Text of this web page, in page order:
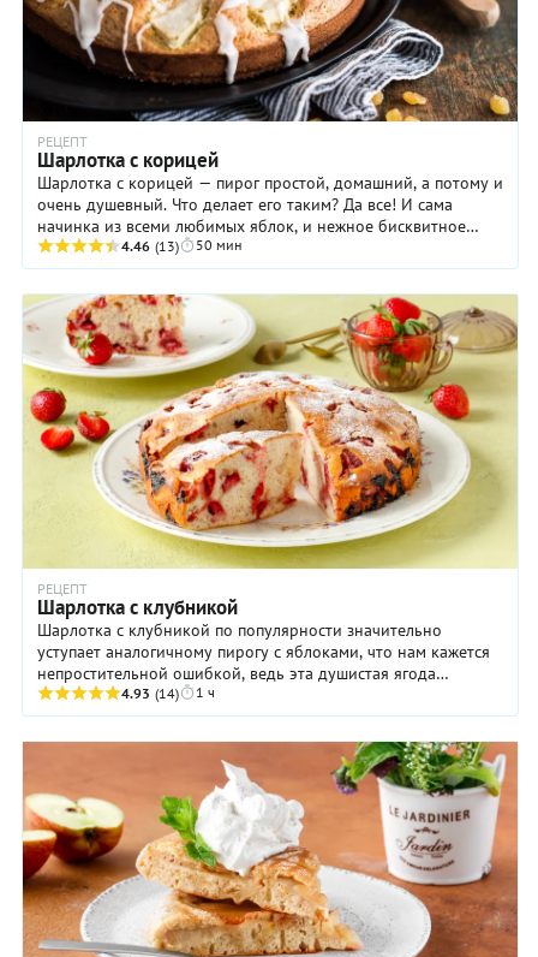
РЕЦЕПТ
Шарлотка с корицей
Шарлотка с корицей — пирог простой, домашний, а потому и
очень душевный. Что делает его таким? Да все! И сама
начинка из всеми любимых яблок, и нежное бисквитное
тесто, и корица с ее теплыми, какими ...
4.46 (13) 50 мин
РЕЦЕПТ
Шарлотка с клубникой
Шарлотка с клубникой по популярности значительно
уступает аналогичному пирогу с яблоками, что нам кажется
непростительной ошибкой, ведь эта душистая ягода
гарантирует любому десерту оглушительный ...
4.93 (14) 1 ч